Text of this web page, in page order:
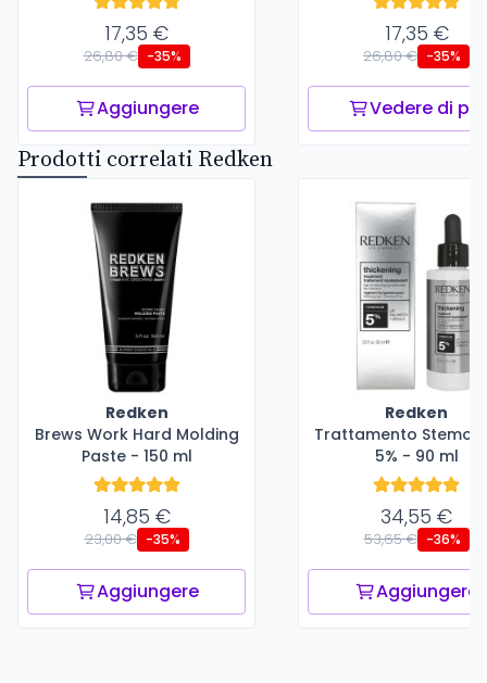
17,35 €
26,80 € -35%
Aggiungere
17,35 €
26,80 € -35%
Vedere di più
Prodotti correlati Redken
Redken
Brews Work Hard Molding
Paste - 150 ml
14,85 €
23,00 € -35%
Aggiungere
Redken
Trattamento
5% - 90 ml
34,55 €
53,65 € -36%
Aggiungere